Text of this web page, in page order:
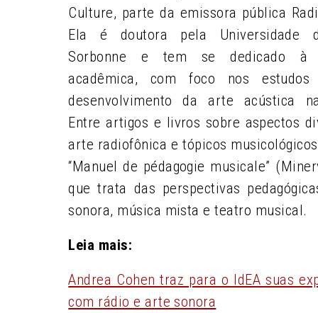
Culture, parte da emissora pública
Ela é doutora pela Universidade
Sorbonne e tem se dedicado à
acadêmica, com foco nos
desenvolvimento da arte acústica
Entre artigos e livros sobre aspectos
arte radiofônica e tópicos
“Manuel de pédagogie musicale”
que trata das perspectivas
sonora, música mista e teatro musical.
Leia mais:
Andrea Cohen traz para o IdEA suas
com rádio e arte sonora